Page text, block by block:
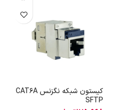
کیستون شبکه نگزنس CAT6A
SFTP